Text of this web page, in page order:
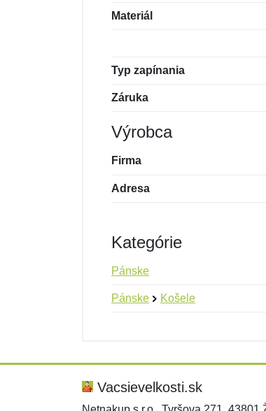
Materiál
Typ zapínania
Záruka
Výrobca
Firma
Adresa
Kategórie
Pánske
Pánske Košele
Vacsievelkosti.sk